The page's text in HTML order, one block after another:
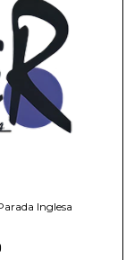
Inglesa